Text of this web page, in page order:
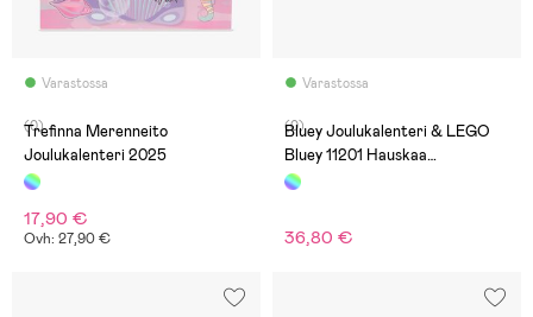
Varastossa
(0)
Trefinna Merenneito
Joulukalenteri 2025
17,90 €
Ovh: 27,90 €
Varastossa
(0)
Bluey Joulukalenteri & LEGO
Bluey 11201 Hauskaa
leikkipaikalla + Bluey Ja Chloe
36,80 €